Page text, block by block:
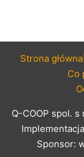
Strona główna
Co
Q-COOP spol.
Sponsor: